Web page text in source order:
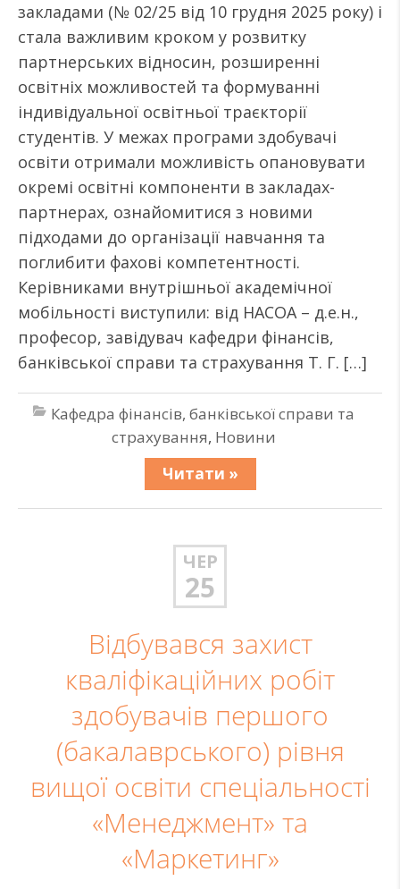
закладами (№ 02/25 від 10 грудня 2025 року) і
стала важливим кроком у розвитку
партнерських відносин, розширенні
освітніх можливостей та формуванні
індивідуальної освітньої траєкторії
студентів. У межах програми здобувачі
освіти отримали можливість опановувати
окремі освітні компоненти в закладах-
партнерах, ознайомитися з новими
підходами до організації навчання та
поглибити фахові компетентності.
Керівниками внутрішньої академічної
мобільності виступили: від НАСОА – д.е.н.,
професор, завідувач кафедри фінансів,
банківської справи та страхування Т. Г. […]
Кафедра фінансів, банківської справи та
страхування, Новини
Читати »
ЧЕР
25
Відбувався захист
кваліфікаційних робіт
здобувачів першого
(бакалаврського) рівня
вищої освіти спеціальності
«Менеджмент» та
«Маркетинг»